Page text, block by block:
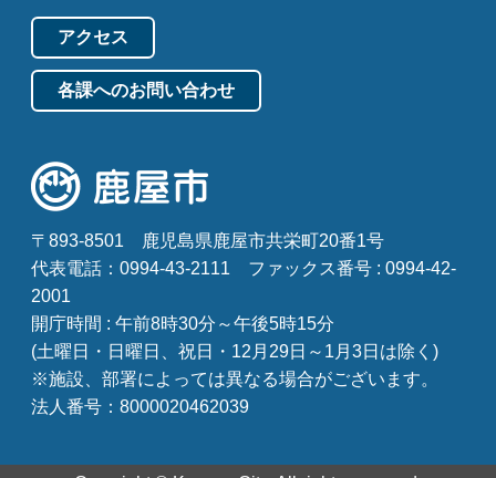
アクセス
各課へのお問い合わせ
〒893-8501
鹿児島県鹿屋市共栄町20番1号
代表電話：0994-43-2111
ファックス番号 : 0994-42-
2001
開庁時間 : 午前8時30分～午後5時15分
(土曜日・日曜日、祝日・12月29日～1月3日は除く)
※施設、部署によっては異なる場合がございます。
法人番号：8000020462039